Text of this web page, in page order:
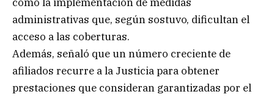
administrativas que, según sostuvo, dificultan el
acceso a las coberturas.
Además, señaló que un número creciente de
afiliados recurre a la Justicia para obtener
prestaciones que consideran garantizadas por el